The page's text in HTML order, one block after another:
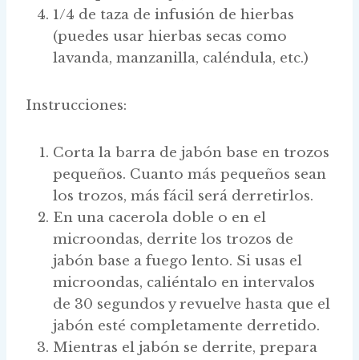
1/4 de taza de infusión de hierbas
(puedes usar hierbas secas como
lavanda, manzanilla, caléndula, etc.)
Instrucciones:
Corta la barra de jabón base en trozos
pequeños. Cuanto más pequeños sean
los trozos, más fácil será derretirlos.
En una cacerola doble o en el
microondas, derrite los trozos de
jabón base a fuego lento. Si usas el
microondas, caliéntalo en intervalos
de 30 segundos y revuelve hasta que el
jabón esté completamente derretido.
Mientras el jabón se derrite, prepara